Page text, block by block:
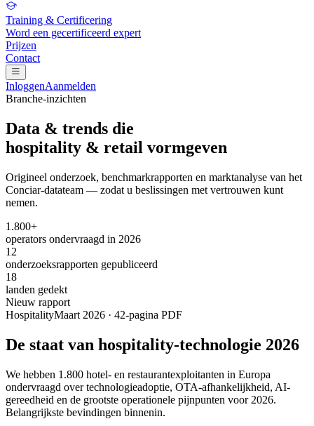
Training & Certificering
Word een gecertificeerd expert
Prijzen
Contact
InloggenAanmelden
Branche-inzichten
Data & trends die
hospitality & retail vormgeven
Origineel onderzoek, benchmarkrapporten en marktanalyse van het
Conciar-datateam — zodat u beslissingen met vertrouwen kunt
nemen.
1.800+
operators ondervraagd in 2026
12
onderzoeksrapporten gepubliceerd
18
landen gedekt
Nieuw rapport
HospitalityMaart 2026 · 42-pagina PDF
De staat van hospitality-technologie 2026
We hebben 1.800 hotel- en restaurantexploitanten in Europa
ondervraagd over technologieadoptie, OTA-afhankelijkheid, AI-
gereedheid en de grootste operationele pijnpunten voor 2026.
Belangrijkste bevindingen binnenin.